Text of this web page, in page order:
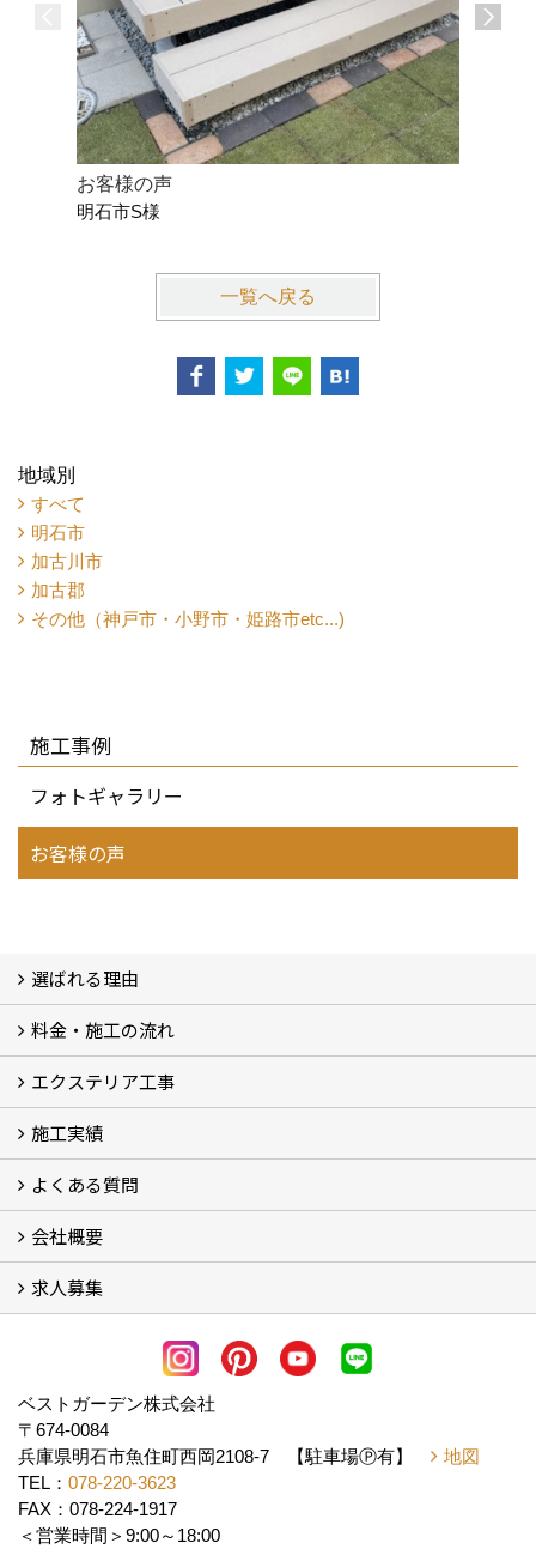
お客様の声
明石市S様
一覧へ戻る
地域別
すべて
明石市
加古川市
加古郡
その他（神戸市・小野市・姫路市etc...)
施工事例
フォトギャラリー
お客様の声
選ばれる理由
選ばれる理由
料金・施工の流れ
料金
施工の流れ
エクステリア工事
エクステリア工事
施工実績
フォトギャラリー
メディア紹介・掲載
お客様の声
よくある質問
よくある質問
会社概要
会社概要
アクセス
スタッフ紹介
スタッフブログ
LINE公式アカウント
求人募集
協力業者様・求人募集 (2)
ベストガーデン株式会社
〒674-0084
兵庫県明石市魚住町西岡2108-7 【駐車場Ⓟ有】
地図
TEL： 078-220-3623
FAX：078-224-1917
＜営業時間＞9:00～18:00